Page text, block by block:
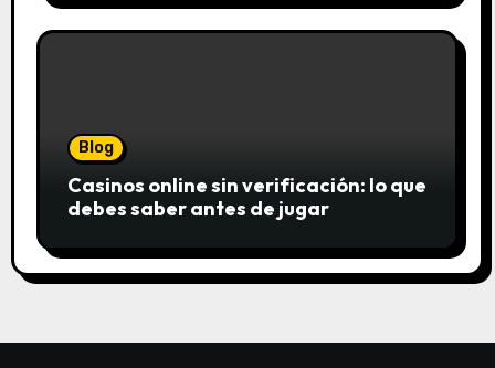
Blog
Casinos online sin verificación: lo que
debes saber antes de jugar